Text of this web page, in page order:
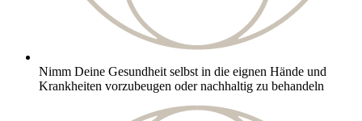
Nimm Deine Gesundheit selbst in die eignen Hände und
Krankheiten vorzubeugen oder nachhaltig zu behandeln